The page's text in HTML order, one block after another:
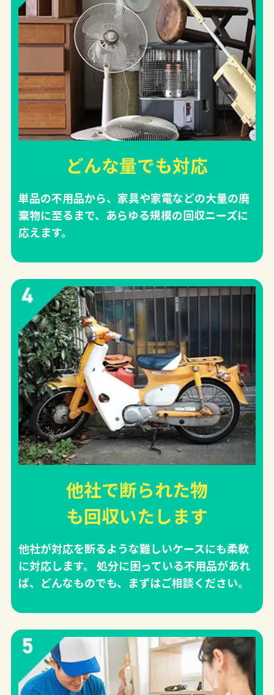
どんな量でも対応
単品の不用品から、家具や家電などの大量の廃
棄物に至るまで、あらゆる規模の回収ニーズに
応えます。
他社で断られた物
も回収いたします
他社が対応を断るような難しいケースにも柔軟
に対応します。 処分に困っている不用品があれ
ば、どんなものでも、まずはご相談ください。